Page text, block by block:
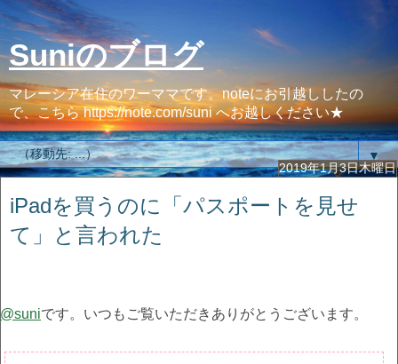
Suniのブログ
マレーシア在住のワーママです。noteにお引越ししたの
で、こちら https://note.com/suni へお越しください★
▼
2019年1月3日木曜日
iPadを買うのに「パスポートを見せ
て」と言われた
@suniです。いつもご覧いただきありがとうございます。